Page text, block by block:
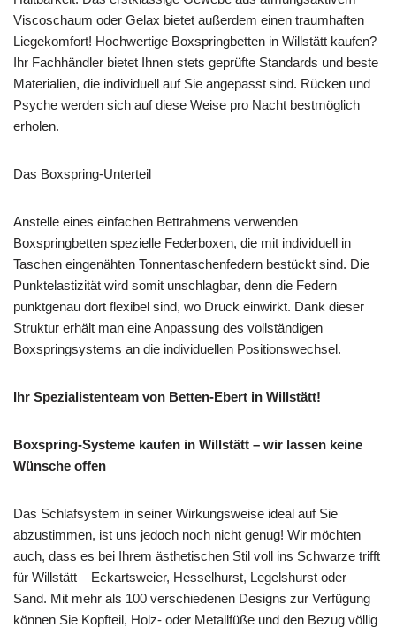
Viscoschaum oder Gelax bietet außerdem einen traumhaften
Liegekomfort! Hochwertige Boxspringbetten in Willstätt kaufen?
Ihr Fachhändler bietet Ihnen stets geprüfte Standards und beste
Materialien, die individuell auf Sie angepasst sind. Rücken und
Psyche werden sich auf diese Weise pro Nacht bestmöglich
erholen.
Das Boxspring-Unterteil
Anstelle eines einfachen Bettrahmens verwenden
Boxspringbetten spezielle Federboxen, die mit individuell in
Taschen eingenähten Tonnentaschenfedern bestückt sind. Die
Punktelastizität wird somit unschlagbar, denn die Federn
punktgenau dort flexibel sind, wo Druck einwirkt. Dank dieser
Struktur erhält man eine Anpassung des vollständigen
Boxspringsystems an die individuellen Positionswechsel.
Ihr Spezialistenteam von Betten-Ebert in Willstätt!
Boxspring-Systeme kaufen in Willstätt – wir lassen keine
Wünsche offen
Das Schlafsystem in seiner Wirkungsweise ideal auf Sie
abzustimmen, ist uns jedoch noch nicht genug! Wir möchten
auch, dass es bei Ihrem ästhetischen Stil voll ins Schwarze trifft
für Willstätt – Eckartsweier, Hesselhurst, Legelshurst oder
Sand. Mit mehr als 100 verschiedenen Designs zur Verfügung
können Sie Kopfteil, Holz- oder Metallfüße und den Bezug völlig